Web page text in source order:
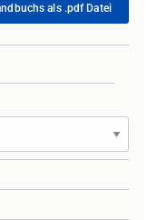
als .pdf Datei